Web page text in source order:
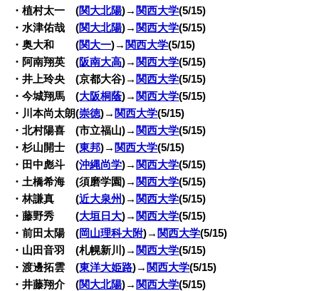
・植村太一 (関大北陽)→ 関西大学(5/15)
・水津佑哉 (関大北陽)→ 関西大学(5/15)
・奥大和 (関大一)→ 関西大学(5/15)
・阿南翔英 (阪南大高)→ 関西大学(5/15)
・井上玲央 (京都大谷)→ 関西大学(5/15)
・今城翔馬 (大阪桐蔭)→ 関西大学(5/15)
・川本尚太朗(崇徳)→ 関西大学(5/15)
・北村陽喜 (市立福山)→ 関西大学(5/15)
・杉山開士 (東邦)→ 関西大学(5/15)
・田中彪斗 (沖縄尚学)→ 関西大学(5/15)
・土橋希海 (須磨学園)→ 関西大学(5/15)
・林謙真 (近大泉州)→ 関西大学(5/15)
・藤野秀 (大垣日大)→ 関西大学(5/15)
・前田太陽 (岡山理科大附)→ 関西大学(5/15)
・山田音羽 (札幌新川)→ 関西大学(5/15)
・渡邊拓雲 (東洋大姫路)→ 関西大学(5/15)
・井藤翔介 (関大北陽)→ 関西大学(5/15)